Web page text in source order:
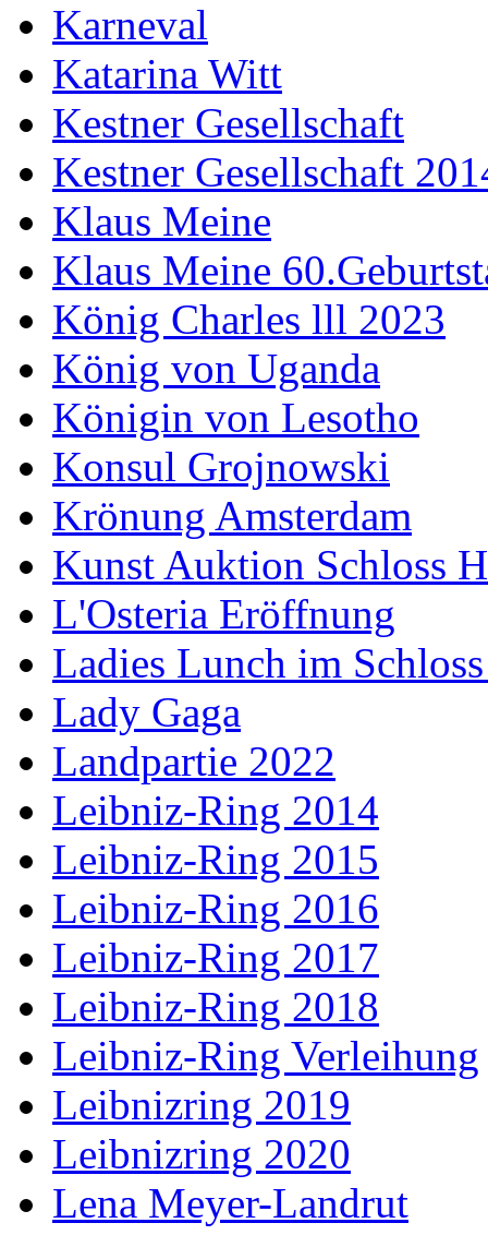
Karneval
Katarina Witt
Kestner Gesellschaft
Kestner Gesellschaft
Klaus Meine
Klaus Meine
König Charles lll 2023
König von Uganda
Königin von Lesotho
Konsul Grojnowski
Krönung Amsterdam
Kunst Auktion Schloss
L'Osteria Eröffnung
Ladies Lunch im
Lady Gaga
Landpartie 2022
Leibniz-Ring 2014
Leibniz-Ring 2015
Leibniz-Ring 2016
Leibniz-Ring 2017
Leibniz-Ring 2018
Leibniz-Ring Verleihung
Leibnizring 2019
Leibnizring 2020
Lena Meyer-Landrut